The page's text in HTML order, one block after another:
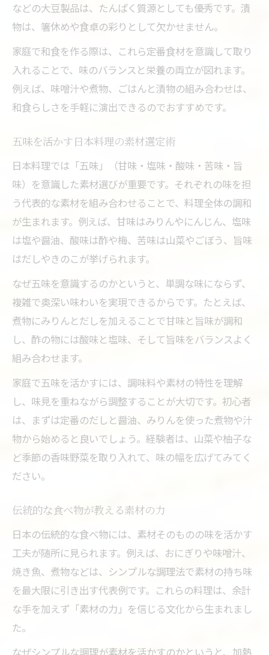
などの大豆製品は、たんぱく質源としても優秀です。漬
物は、箸休めや食卓の彩りとして欠かせません。
家庭で和食を作る際は、これら定番食材を意識して取り
入れることで、味のバランスと栄養の両立が図れます。
例えば、味噌汁や煮物、ごはんと漬物の組み合わせは、
和食らしさを手軽に演出できるのでおすすめです。
五味を活かす日本料理の素材選定術
日本料理では「五味」（甘味・塩味・酸味・苦味・旨
味）を意識した素材選びが重要です。それぞれの味を担
う代表的な素材を組み合わせることで、料理全体の調和
が生まれます。例えば、甘味はみりんやにんじん、塩味
は塩や醤油、酸味は酢や梅、苦味は山菜やごぼう、旨味
はだしやきのこが挙げられます。
なぜ五味を意識するのかというと、単調な味にならず、
複雑で奥深い味わいを実現できるからです。たとえば、
煮物にみりんとだしを加えることで甘味と旨味が調和
し、酢の物には酸味と塩味、そして旨味をバランスよく
組み合わせます。
家庭で五味を活かすには、調味料や素材の特性を理解
し、味見を重ねながら調整することが大切です。初心者
は、まずは定番のだしと醤油、みりんを使った煮物や汁
物から始めると良いでしょう。経験者は、山菜や柚子な
ど季節の香味野菜を取り入れて、味の幅を広げてみてく
ださい。
伝統的な食べ物が教える素材の力
日本の伝統的な食べ物には、素材そのものの味を活かす
工夫が随所に見られます。例えば、おにぎりや味噌汁、
焼き魚、煮物などは、シンプルな調理法で素材の持ち味
を最大限に引き出す代表例です。これらの料理は、余計
な手を加えず「素材の力」を信じる文化から生まれまし
た。
なぜシンプルな調理が素材を活かすのかというと、加熱